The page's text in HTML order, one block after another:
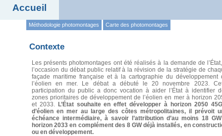
Accueil
Méthodologie photomontages Carte des photomontages
Contexte
Les présents photomontages ont été réalisés à la demande de
l’occasion du débat public relatif à la révision de la stratégie de
façade maritime française et à la cartographie du développement
l’éolien en mer. Le débat a débuté le 20 novembre 2023.
participation du public a donc vocation à aider l’État à identifier
zones prioritaires de développement de l’éolien en mer à horizon
et 2033. L’État souhaite en effet développer à horizon 2050
d’éolien en mer au large des côtes métropolitaines, il prévoit
échéance intermédiaire, à savoir l’attribution d’au moins 18
horizon 2033 en complément des 8 GW déjà installés, en
ou en développement.